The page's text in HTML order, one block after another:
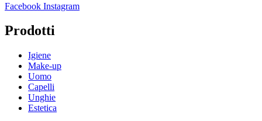
Facebook Instagram
Prodotti
Igiene
Make-up
Uomo
Capelli
Unghie
Estetica